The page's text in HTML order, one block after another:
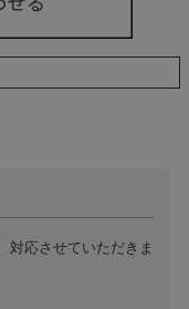
対応させていただきま